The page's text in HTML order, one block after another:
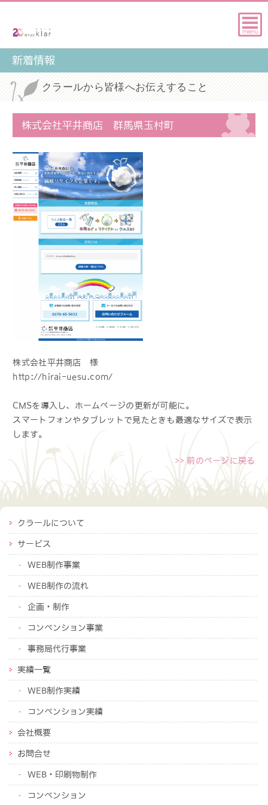
新着情報
クラールから皆様へお伝えすること
株式会社平井商店 群馬県玉村町
株式会社平井商店 様
http://hirai-uesu.com/
CMSを導入し、ホームページの更新が可能に。
スマートフォンやタブレットで見たときも最適なサイズで表示
します。
>> 前のページに戻る
クラールについて
サービス
WEB制作事業
WEB制作の流れ
企画・制作
コンベンション事業
事務局代行事業
実績一覧
WEB制作実績
コンベンション実績
会社概要
お問合せ
WEB・印刷物制作
コンベンション